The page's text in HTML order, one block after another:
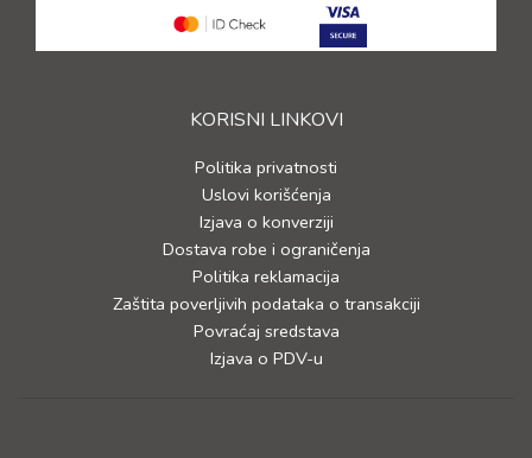
KORISNI LINKOVI
Politika privatnosti
Uslovi korišćenja
Izjava o konverziji
Dostava robe i ograničenja
Politika reklamacija
Zaštita poverljivih podataka o transakciji
Povraćaj sredstava
Izjava o PDV-u